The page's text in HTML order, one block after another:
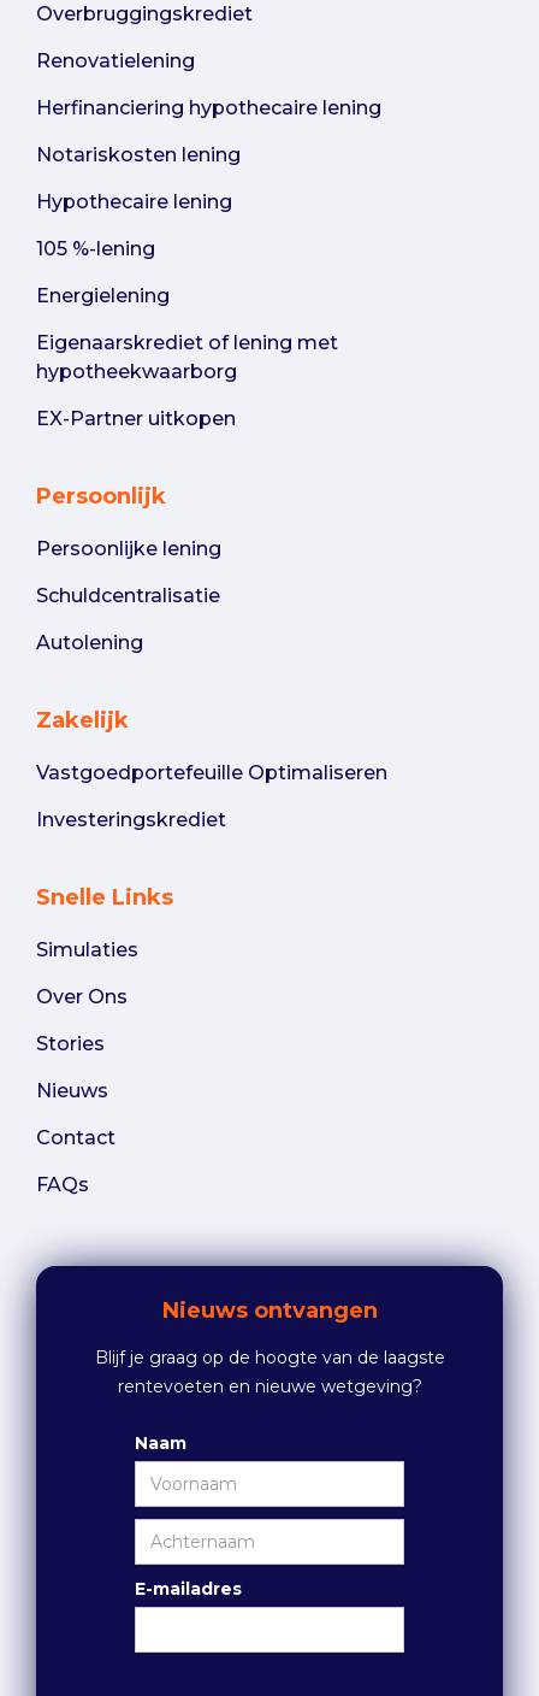
Overbruggingskrediet
Renovatielening
Herfinanciering hypothecaire lening
Notariskosten lening
Hypothecaire lening
105 %-lening
Energielening
Eigenaarskrediet of lening met
hypotheekwaarborg
EX-Partner uitkopen
Persoonlijk
Persoonlijke lening
Schuldcentralisatie
Autolening
Zakelijk
Vastgoedportefeuille Optimaliseren
Investeringskrediet
Snelle Links
Simulaties
Over Ons
Stories
Nieuws
Contact
FAQs
Nieuws ontvangen
Blijf je graag op de hoogte van de laagste
rentevoeten en nieuwe wetgeving?
Naam
E-mailadres